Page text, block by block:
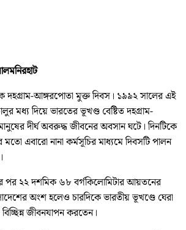
আঙ্গরপোতা মুক্ত দিবস। ১৯৯২ সালের এই
মধ্য দিয়ে ভারতের ভূখণ্ড বেষ্টিত দহগ্রাম-
দীর্ঘ অবরুদ্ধ জীবনের অবসান ঘটে। দিনটিকে
এবারো নানা কর্মসূচির মাধ্যমে দিবসটি পালন
পর ২২ দশমিক ৬৮ বর্গকিলোমিটার আয়তনের
অংশ হলেও চারদিকে ভারতীয় ভূখণ্ডে ঘেরা
জীবনযাপন করতেন।